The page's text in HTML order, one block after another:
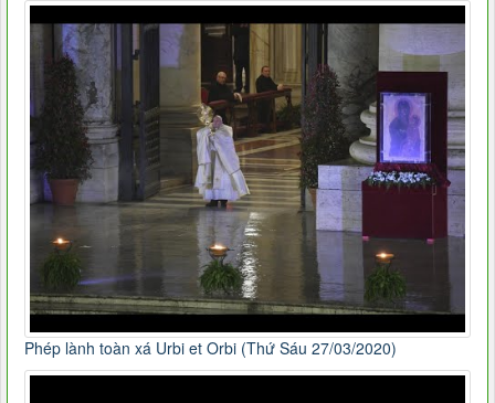
Phép lành toàn xá Urbi et Orbi (Thứ Sáu 27/03/2020)